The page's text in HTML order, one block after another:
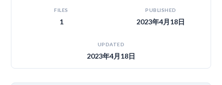
FILES
1
PUBLISHED
2023年4月18日
UPDATED
2023年4月18日